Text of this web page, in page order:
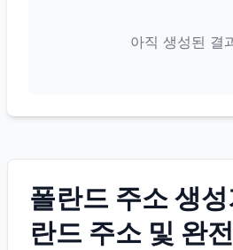
아직 생성된 결
폴란드 주소 생
란드 주소 및 완